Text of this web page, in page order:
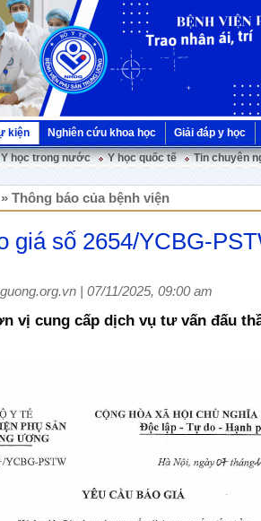
kiện Nghiên cứu khoa học
Giải đáp y học
Y học trong nước Y học quốc tế
Tin chuyên
Thông báo của bệnh viện
giá số 2654/YCBG-
| 07/11/2025, 09:00 am
vị cung cấp dịch vụ tư vấn đấu